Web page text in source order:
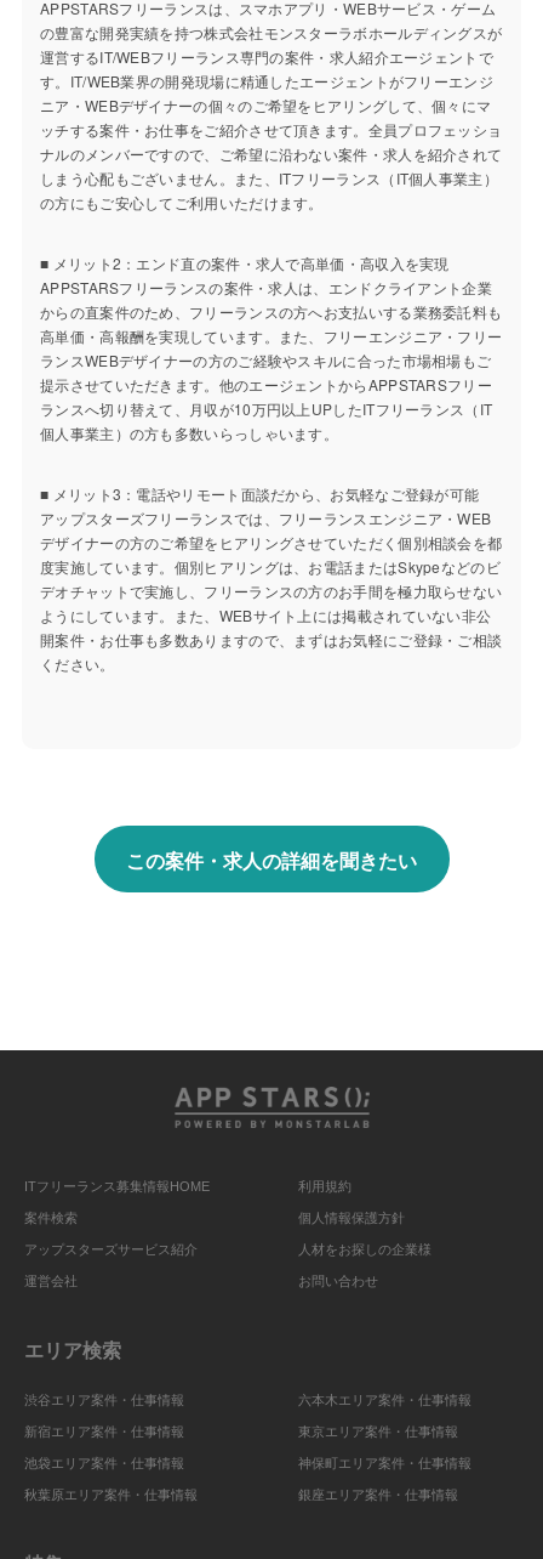
APPSTARSフリーランスは、スマホアプリ・WEBサービス・ゲーム
の豊富な開発実績を持つ株式会社モンスターラボホールディングスが
運営するIT/WEBフリーランス専門の案件・求人紹介エージェントで
す。IT/WEB業界の開発現場に精通したエージェントがフリーエンジ
ニア・WEBデザイナーの個々のご希望をヒアリングして、個々にマ
ッチする案件・お仕事をご紹介させて頂きます。全員プロフェッショ
ナルのメンバーですので、ご希望に沿わない案件・求人を紹介されて
しまう心配もございません。また、ITフリーランス（IT個人事業主）
の方にもご安心してご利用いただけます。
■ メリット2：エンド直の案件・求人で高単価・高収入を実現
APPSTARSフリーランスの案件・求人は、エンドクライアント企業
からの直案件のため、フリーランスの方へお支払いする業務委託料も
高単価・高報酬を実現しています。また、フリーエンジニア・フリー
ランスWEBデザイナーの方のご経験やスキルに合った市場相場もご
提示させていただきます。他のエージェントからAPPSTARSフリー
ランスへ切り替えて、月収が10万円以上UPしたITフリーランス（IT
個人事業主）の方も多数いらっしゃいます。
■ メリット3：電話やリモート面談だから、お気軽なご登録が可能
アップスターズフリーランスでは、フリーランスエンジニア・WEB
デザイナーの方のご希望をヒアリングさせていただく個別相談会を都
度実施しています。個別ヒアリングは、お電話またはSkypeなどのビ
デオチャットで実施し、フリーランスの方のお手間を極力取らせない
ようにしています。また、WEBサイト上には掲載されていない非公
開案件・お仕事も多数ありますので、まずはお気軽にご登録・ご相談
ください。
この案件・求人の詳細を聞きたい
ITフリーランス募集情報HOME
案件検索
アップスターズサービス紹介
運営会社
利用規約
個人情報保護方針
人材をお探しの企業様
お問い合わせ
エリア検索
渋谷エリア案件・仕事情報
新宿エリア案件・仕事情報
池袋エリア案件・仕事情報
秋葉原エリア案件・仕事情報
六本木エリア案件・仕事情報
東京エリア案件・仕事情報
神保町エリア案件・仕事情報
銀座エリア案件・仕事情報